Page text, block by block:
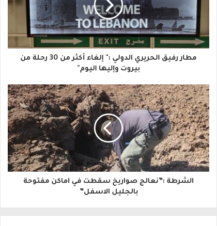
ك
ا
إ
ل
ك
ت
ر
و
مطار رفيق الحريري الدولي :" إلغاء أكثر من 30 رحلة من
بيروت وإليها اليوم"
الشرطة :”نعالج صواريخ سقطت في اماكن مفتوحة
بالجليل الاسفل”